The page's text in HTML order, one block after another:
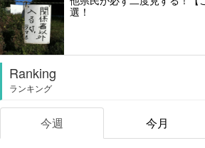
選！
Ranking
ランキング
今週 今月